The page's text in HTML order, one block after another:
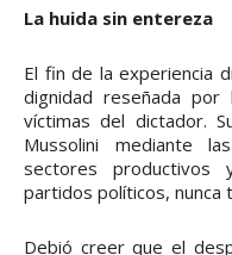
La huida sin entereza
El fin de la experiencia
dignidad reseñada
víctimas del dictador.
Mussolini mediante
sectores productivos
partidos políticos, nunca
Debió creer que el